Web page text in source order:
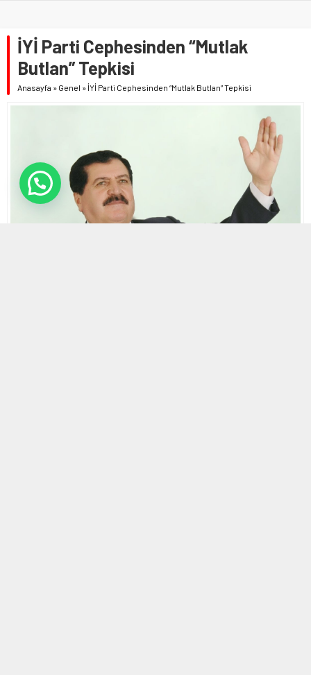
İYİ Parti Cephesinden “Mutlak
Butlan” Tepkisi
Anasayfa » Genel » İYİ Parti Cephesinden “Mutlak Butlan” Tepkisi